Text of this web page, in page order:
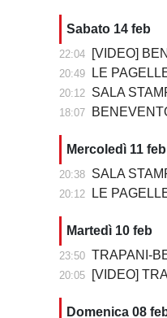
Sabato 14 feb
22:04 [VIDEO]
20:49 LE PAGELLE DI
20:12 SALA STAMPA DOPO
18:07
Mercoledì 11 feb
20:38 SALA STAMPA DOPO
20:12 LE PAGELLE DI
Martedì 10 feb
23:50 TRAPANI-
20:05 [VIDEO]
Domenica 08